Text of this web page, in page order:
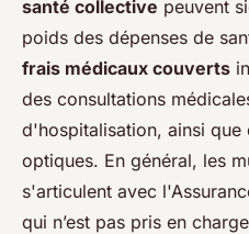
santé collective peuvent
poids des dépenses de
frais médicaux couverts
des consultations
d'hospitalisation, ainsi que
optiques. En général, les
s'articulent avec
qui n’est pas pris en